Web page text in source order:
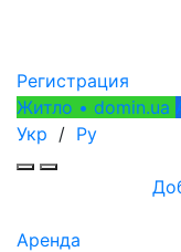
Регистрация
Житло • domin.ua
Укр / Ру
Аренда